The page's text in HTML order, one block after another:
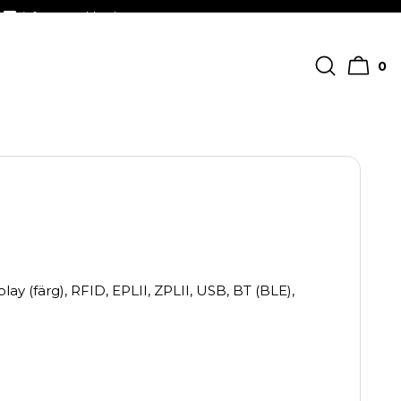
info@streckkodscenter.se
0
(färg), RFID, EPLII, ZPLII, USB, BT (BLE),